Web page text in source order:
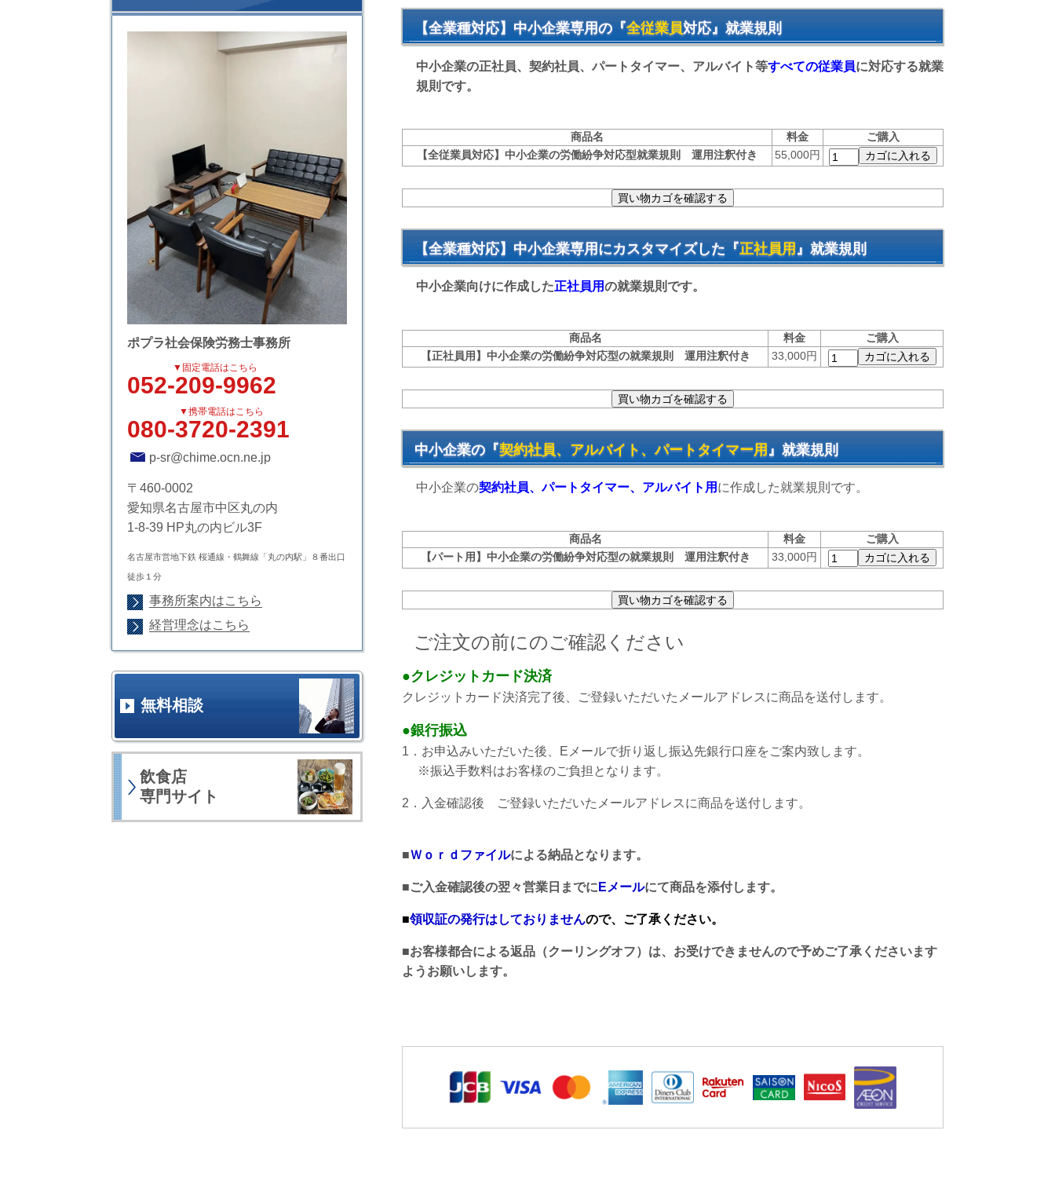
【全業種対応】中小企業専用の『全従業員対応』就業規則
中小企業の正社員、契約社員、パートタイマー、アルバイト等すべての従業員に対応する就業
規則です。
商品名 料金
ご購入
【全従業員対応】中小企業の労働紛争対応型就業規則 運用注釈付き
55,000円
【全業種対応】中小企業専用にカスタマイズした『正社員用 』就業規則
中小企業向けに作成した正社員用の就業規則です。
商品名 料金
ご購入
【正社員用】中小企業の労働紛争対応型の就業規則 運用注釈付き
33,000円
中小企業の『契約社員、アルバイト、パートタイマー用 』就業規則
中小企業の契約社員、パートタイマー、アルバイト用 に作成した就業規則です。
商品名 料金
ご購入
【パート用】中小企業の労働紛争対応型の就業規則 運用注釈付き
33,000円
ご注文の前にのご確認ください
●クレジットカード決済
クレジットカード決済完了後、ご登録いただいたメールアドレスに商品を送付します。
●銀行振込
1．お申込みいただいた後、Eメールで折り返し振込先銀行口座をご案内致します。
※振込手数料はお客様のご負担となります。
2．入金確認後 ご登録いただいたメールアドレスに商品を送付します。
■Ｗｏｒｄファイルによる納品となります。
■ご入金確認後の翌々営業日までに Eメールにて商品を添付します。
■領収証の発行はしておりませんので、ご了承ください。
■お客様都合による返品（クーリングオフ）は、お受けできませんので予めご了承くださいます
ようお願いします。
ポプラ社会保険労務士事務所
▼固定電話はこちら
052-209-9962
▼携帯電話はこちら
080-3720-2391
p-sr@chime.ocn.ne.jp
〒460-0002
愛知県名古屋市中区丸の内
1-8-39 HP丸の内ビル3F
名古屋市営地下鉄 桜通線・鶴舞線「丸の内駅」８番出口
徒歩１分
事務所案内はこちら
経営理念はこちら
無料相談
飲食店
専門サイト